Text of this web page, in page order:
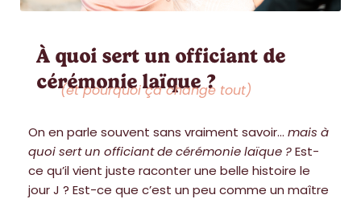
À quoi sert un officiant de
cérémonie laïque ?
(et pourquoi ça change tout)
On en parle souvent sans vraiment savoir… mais à
quoi sert un officiant de cérémonie laïque ?Est-
ce qu’il vient juste raconter une belle histoire le
jour J ? Est-ce que c’est un peu comme un maître